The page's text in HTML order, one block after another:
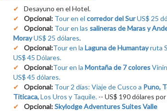
Desayuno en el Hotel.
Opcional: Tour en el corredor del SurUS$ 25
Opcional: Tour en las salineras de Maras y
MorayUS$ 25 dólares.
Opcional:Tour en la Laguna de Humantayruta
US$ 45 Dólares.
Opcional:Tour en la Montaña de 7 colores
US$ 45 dólares.
Opcional: Tour 2 días: Viaje de Cusco a Puno,
Titicaca,Los Uros y Taquile. -- US$ 190 dólares
Opcional:Skylodge Adventures Suites Valle